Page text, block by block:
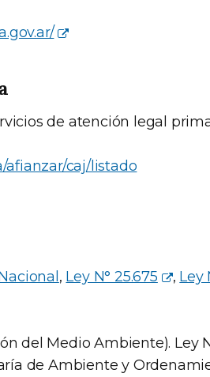
de atención legal
afianzar/caj/listado
, Ley N° 25.675 , Ley
del Medio Ambiente). Ley
de Ambiente y